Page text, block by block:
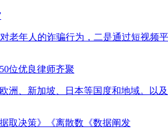
老年人的诈骗行为，二是通过短视频
位优良律师齐聚
洲、新加坡、日本等国度和地域。以
取决策》《离散数《数据阐发